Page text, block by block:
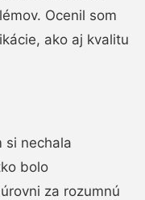
Ocenil som
ako aj kvalitu
si nechala
bolo
za rozumnú